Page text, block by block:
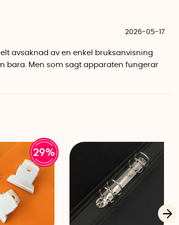
2026-05-17
avsaknad av en enkel bruksanvisning
bara. Men som sagt apparaten fungerar
29%